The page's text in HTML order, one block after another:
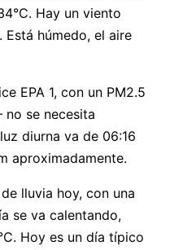
Hay un viento
húmedo, el aire
EPA 1, con un PM2.5
se necesita
diurna va de 06:16
aproximadamente.
lluvia hoy, con una
se va calentando,
Hoy es un día típico